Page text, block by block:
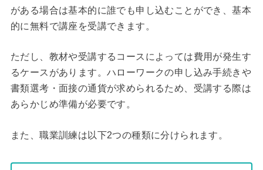
がある場合は基本的に誰でも申し込むことができ、基本
的に無料で講座を受講できます。
ただし、教材や受講するコースによっては費用が発生す
るケースがあります。ハローワークの申し込み手続きや
書類選考・面接の通貨が求められるため、受講する際は
あらかじめ準備が必要です。
また、職業訓練は以下2つの種類に分けられます。